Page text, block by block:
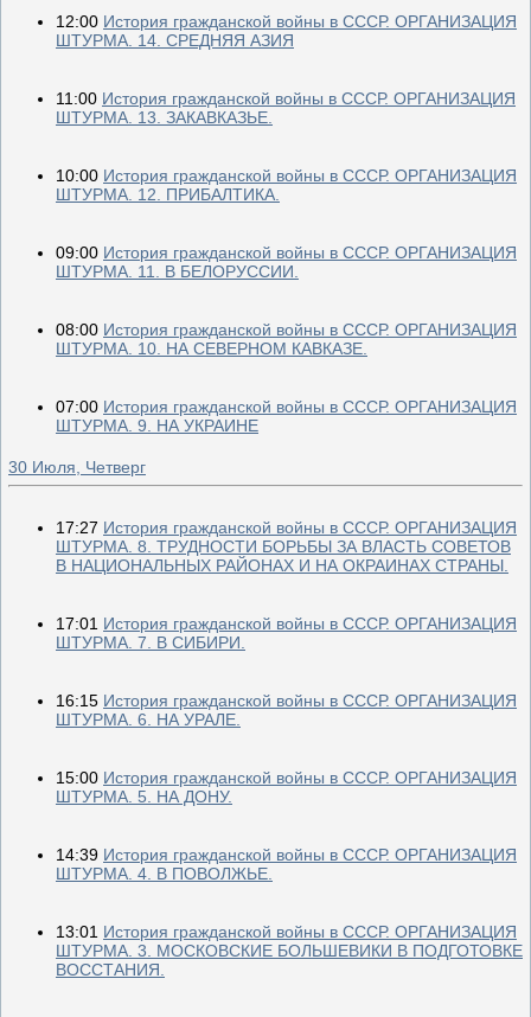
12:00 История гражданской войны в СССР. ОРГАНИЗАЦИЯ
ШТУРМА. 14. СРЕДНЯЯ АЗИЯ
11:00 История гражданской войны в СССР. ОРГАНИЗАЦИЯ
ШТУРМА. 13. ЗАКАВКАЗЬЕ.
10:00 История гражданской войны в СССР. ОРГАНИЗАЦИЯ
ШТУРМА. 12. ПРИБАЛТИКА.
09:00 История гражданской войны в СССР. ОРГАНИЗАЦИЯ
ШТУРМА. 11. В БЕЛОРУССИИ.
08:00 История гражданской войны в СССР. ОРГАНИЗАЦИЯ
ШТУРМА. 10. НА СЕВЕРНОМ КАВКАЗЕ.
07:00 История гражданской войны в СССР. ОРГАНИЗАЦИЯ
ШТУРМА. 9. НА УКРАИНЕ
30 Июля, Четверг
17:27 История гражданской войны в СССР. ОРГАНИЗАЦИЯ
ШТУРМА. 8. ТРУДНОСТИ БОРЬБЫ ЗА ВЛАСТЬ СОВЕТОВ
В НАЦИОНАЛЬНЫХ РАЙОНАХ И НА ОКРАИНАХ СТРАНЫ.
17:01 История гражданской войны в СССР. ОРГАНИЗАЦИЯ
ШТУРМА. 7. В СИБИРИ.
16:15 История гражданской войны в СССР. ОРГАНИЗАЦИЯ
ШТУРМА. 6. НА УРАЛЕ.
15:00 История гражданской войны в СССР. ОРГАНИЗАЦИЯ
ШТУРМА. 5. НА ДОНУ.
14:39 История гражданской войны в СССР. ОРГАНИЗАЦИЯ
ШТУРМА. 4. В ПОВОЛЖЬЕ.
13:01 История гражданской войны в СССР. ОРГАНИЗАЦИЯ
ШТУРМА. 3. МОСКОВСКИЕ БОЛЬШЕВИКИ В ПОДГОТОВКЕ
ВОССТАНИЯ.